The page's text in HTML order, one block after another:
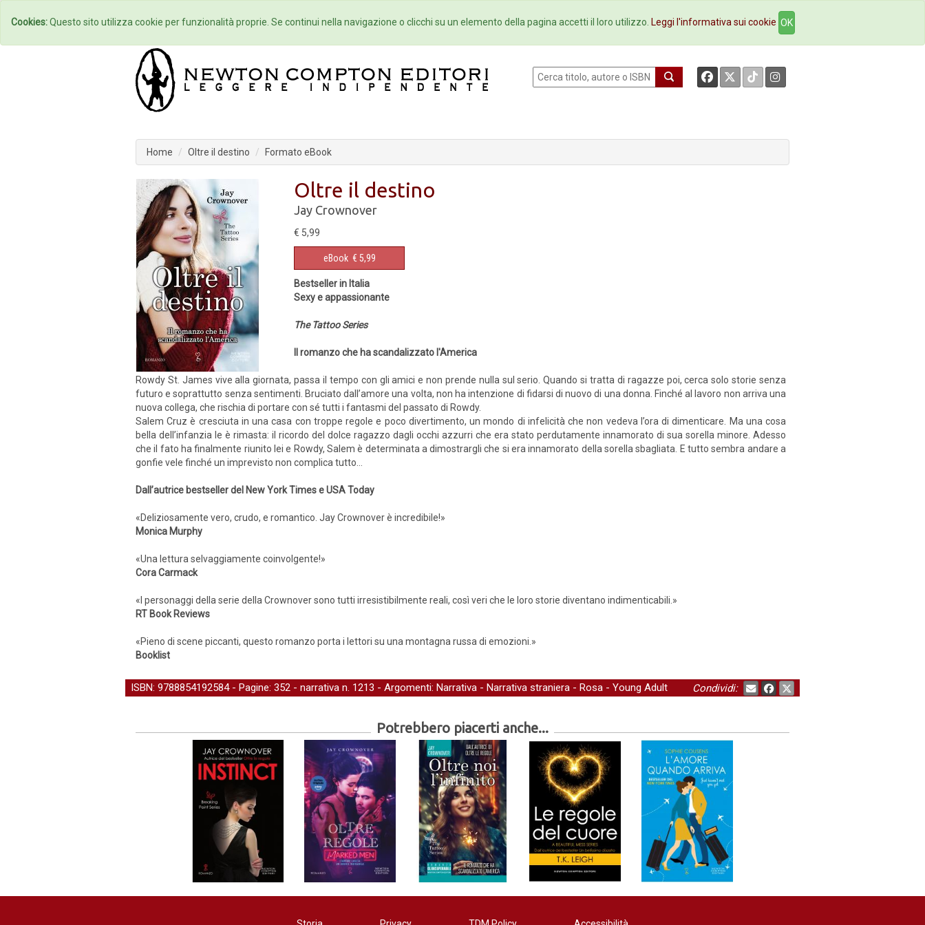
Home Autori Eventi Collane Newsletter Ebookstore Contatti
Home Oltre il destino Formato eBook
Oltre il destino
Jay Crownover
€ 5,99
eBook € 5,99
Bestseller in Italia
Sexy e appassionante
The Tattoo Series
Il romanzo che ha scandalizzato l'America
Rowdy St. James vive alla giornata, passa il tempo con gli amici e non prende nulla sul serio. Quando si tratta di ragazze poi, cerca solo storie senza
futuro e soprattutto senza sentimenti. Bruciato dall’amore una volta, non ha intenzione di fidarsi di nuovo di una donna. Finché al lavoro non arriva una
nuova collega, che rischia di portare con sé tutti i fantasmi del passato di Rowdy.
Salem Cruz è cresciuta in una casa con troppe regole e poco divertimento, un mondo di infelicità che non vedeva l’ora di dimenticare. Ma una cosa
bella dell’infanzia le è rimasta: il ricordo del dolce ragazzo dagli occhi azzurri che era stato perdutamente innamorato di sua sorella minore. Adesso
che il fato ha finalmente riunito lei e Rowdy, Salem è determinata a dimostrargli che si era innamorato della sorella sbagliata. E tutto sembra andare a
gonfie vele finché un imprevisto non complica tutto…
Dall’autrice bestseller del New York Times e USA Today
«Deliziosamente vero, crudo, e romantico. Jay Crownover è incredibile!»
Monica Murphy
«Una lettura selvaggiamente coinvolgente!»
Cora Carmack
«I personaggi della serie della Crownover sono tutti irresistibilmente reali, così veri che le loro storie diventano indimenticabili.»
RT Book Reviews
«Pieno di scene piccanti, questo romanzo porta i lettori su una montagna russa di emozioni.»
Booklist
ISBN: 9788854192584 - Pagine: 352 - narrativa n. 1213 - Argomenti: Narrativa - Narrativa straniera - Rosa - Young Adult Condividi:
Potrebbero piacerti anche...
Cookies:Questo sito utilizza cookie per funzionalità proprie. Se continui nella navigazione o clicchi su un elemento della pagina accetti il loro utilizzo. Leggi l'informativa sui cookie OK